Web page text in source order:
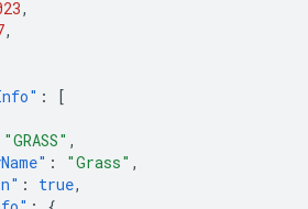
,
,
:
[
"GRASS" ,
: "Grass" ,
: true,